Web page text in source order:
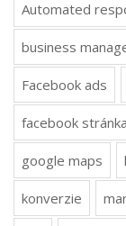
Automated
business
Facebook ads
facebook stránka
google maps
konverzie